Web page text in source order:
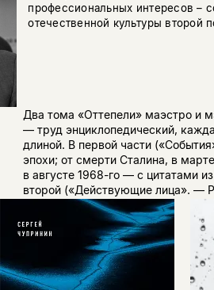
профессиональных интересов –
отечественной культуры второй
Два тома «Оттепели» маэстро и
— труд энциклопедический,
длиной. В первой части
эпохи; от смерти Сталина, в
в августе 1968-го — с цитатами
второй («Действующие лица». —